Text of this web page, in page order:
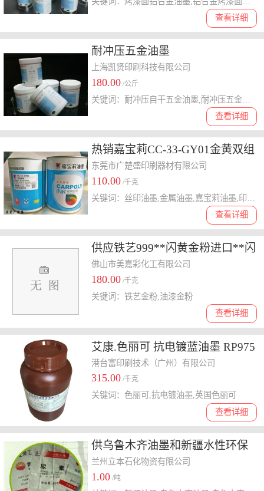
查看详细
耐冲压五金油墨
上海凯贤印刷科技有限公司
180.00 /公斤
查看详细
热销嘉宝莉CC-33-GY01金黄双组
份金属印刷油墨
东莞市广楚盛印刷器材有限公司
110.00 /千克
查看详细
供应铁艺999**闪黄金粉进口**闪
黄金粉价格
佛山市美嘉彩化工有限公司
180.00 /千克
查看详细
关键词：铁艺金粉,油漆金粉
艾康.色丽可 抗电镀蓝油墨 RP975
抗电镀蓝 Plating Resist Blue
港台富印刷技术（广州）有限公司
315.00 /千克
查看详细
关键词：色丽可,抗电镀油墨,英国色丽可
供乌鲁木齐油墨和新疆水性环保
油墨
兰州立本石化物资有限公司
1.00 /吨